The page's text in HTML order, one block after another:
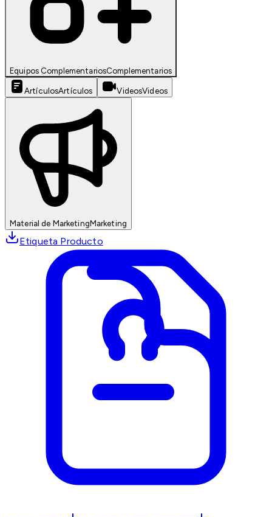
Equipos ComplementariosComplementarios
ArtículosArtículos VideosVideos
Material de MarketingMarketing
Etiqueta Producto